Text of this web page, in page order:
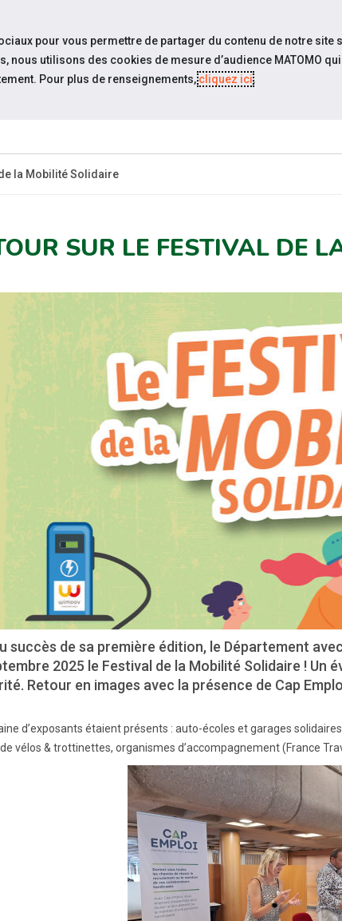
QUI SOMMES-
la Mobilité Solidaire
SUR LE FESTIVAL DE
succès de sa première édition, le Département
2025 le Festival de la Mobilité Solidaire ! Un
Retour en images avec la présence de Cap
d’exposants étaient présents : auto-écoles et garages
vélos & trottinettes, organismes d’accompagnement (France
pour vous permettre de partager du contenu de notre site
utilisons des cookies de mesure d’audience MATOMO
Pour plus de renseignements,cliquez ici.